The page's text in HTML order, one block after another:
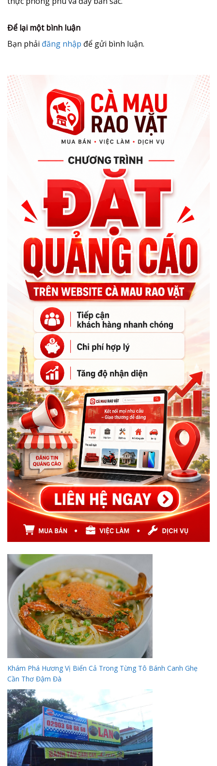
Để lại một bình luận
Bạn phải đăng nhập để gửi bình luận.
Khám Phá Hương Vị Biển Cả Trong Từng Tô Bánh Canh Ghẹ
Cần Thơ Đậm Đà